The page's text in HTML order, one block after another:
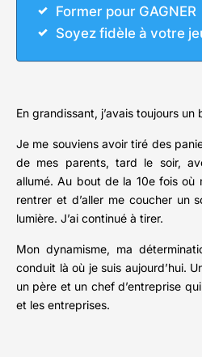
Former pour GAGNER
Soyez fidèle à votre
En grandissant, j’avais toujours
Je me souviens avoir tiré des
de mes parents, tard le soir,
allumé. Au bout de la 10e fois où
rentrer et d’aller me coucher un
lumière. J’ai continué à tirer.
Mon dynamisme, ma
conduit là où je suis aujourd’hui.
un père et un chef d’entreprise
et les entreprises.